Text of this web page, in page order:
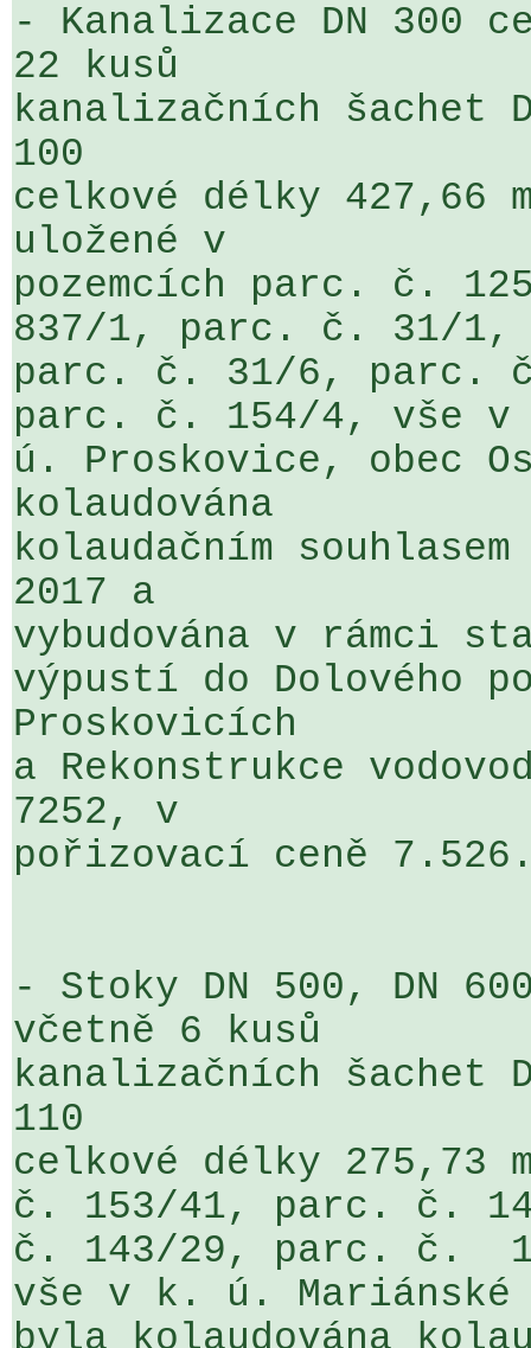
- Kanalizace DN 300
22 kusů
kanalizačních šachet
100
celkové délky 427,66
uložené v
pozemcích parc. č.
837/1, parc. č. 31/
parc. č. 31/6, parc.
parc. č. 154/4, vše
ú. Proskovice, obec
kolaudována
kolaudačním
2017 a
vybudována v rámci
výpustí do Dolového
Proskovicích
a Rekonstrukce
7252, v
pořizovací ceně
- Stoky DN 500, DN
včetně 6 kusů
kanalizačních šachet
110
celkové délky 275,73
č. 153/41, parc. č.
č. 143/29, parc. č.
vše v k. ú. Mariánské
byla kolaudována